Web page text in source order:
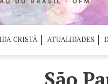
CRISTÃ ATUALIDADES
São